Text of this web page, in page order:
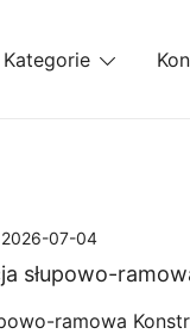
Kategorie
2026-07-04
słupowo-
ramowa